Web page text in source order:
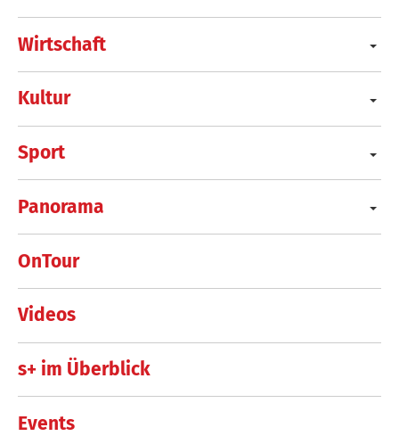
Wirtschaft
Kultur
Sport
Panorama
OnTour
Videos
s+ im Überblick
Events